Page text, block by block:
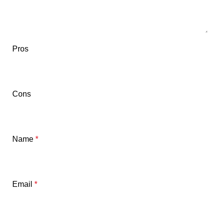
Pros
Cons
Name *
Email *